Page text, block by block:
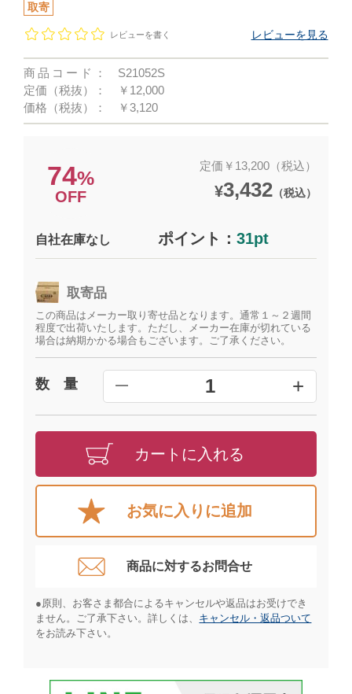
取寄
レビューを書く レビューを見る
商品コード：
S21052S
定価（税抜）：
￥12,000
価格（税抜）：
￥3,120
74%
OFF
定価￥13,200（税込）
¥3,432（税込）
自社在庫なし ポイント：31pt
取寄品
この商品はメーカー取り寄せ品となります。通常１～２週間
程度で出荷いたします。ただし、メーカー在庫が切れている
場合は納期かかる場合もございます。ご了承ください。
数 量 ━ 1 +
カートに入れる
お気に入りに追加
商品に対するお問合せ​
●原則、お客さま都合によるキャンセルや返品はお受けでき
ません。ご了承下さい。詳しくは、 キャンセル・返品ついて
をお読み下さい。​